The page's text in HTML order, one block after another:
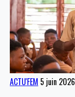
ACTU'FEM 5 juin 2026